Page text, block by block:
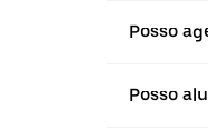
Posso
Posso